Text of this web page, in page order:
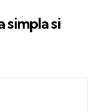
simpla si